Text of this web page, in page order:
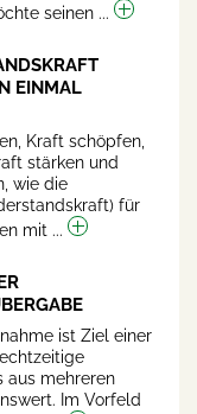
seinen ...
EINMAL
Kraft schöpfen,
stärken und
wie die
für
mit ...
ist Ziel einer
aus mehreren
Im Vorfeld